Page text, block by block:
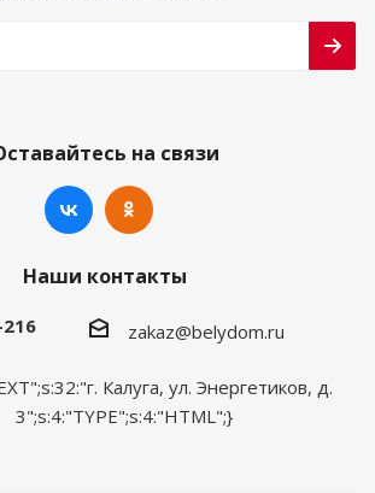
на связи
Наши контакты
zakaz@belydom.ru
Калуга, ул. Энергетиков, д.
3";s:4:"TYPE";s:4:"HTML";}